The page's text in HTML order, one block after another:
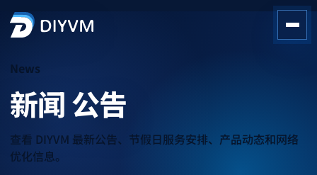
News
新闻公告
查看 DIYVM 最新公告、节假日服务安排、产品动态和网络
优化信息。